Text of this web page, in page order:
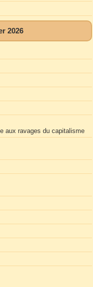
2026
aux ravages du capitalisme